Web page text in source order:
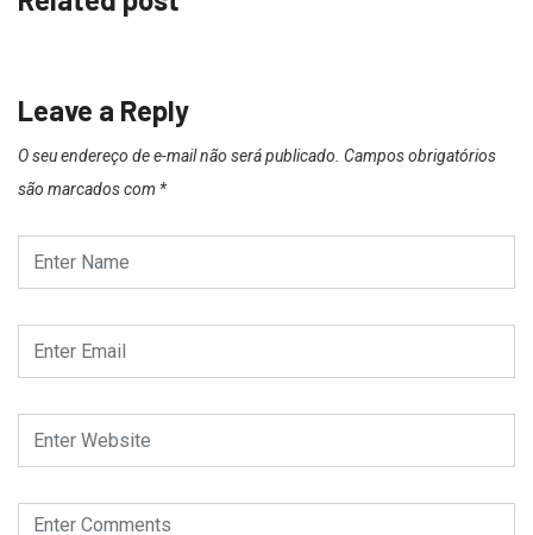
Leave a Reply
O seu endereço de e-mail não será publicado. Campos obrigatórios
são marcados com *